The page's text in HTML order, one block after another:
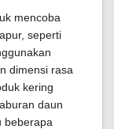
mencoba
seperti
dimensi rasa
kering
daun
beberapa